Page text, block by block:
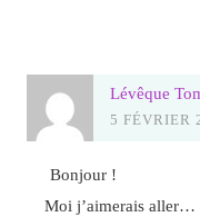
Lévêque
5 FÉVRIER
Bonjour !
Moi j’aimerais aller…